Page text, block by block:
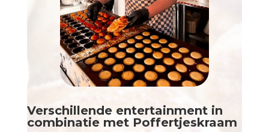
Verschillende entertainment in
combinatie met Poffertjeskraam